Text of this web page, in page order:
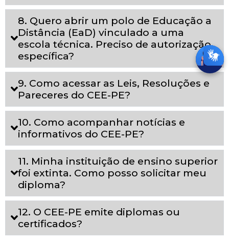
8. Quero abrir um polo de Educação a
Distância (EaD) vinculado a uma
escola técnica. Preciso de autorização
específica?
9. Como acessar as Leis, Resoluções e
Pareceres do CEE-PE?
10. Como acompanhar notícias e
informativos do CEE-PE?
11. Minha instituição de ensino superior
foi extinta. Como posso solicitar meu
diploma?
12. O CEE-PE emite diplomas ou
certificados?